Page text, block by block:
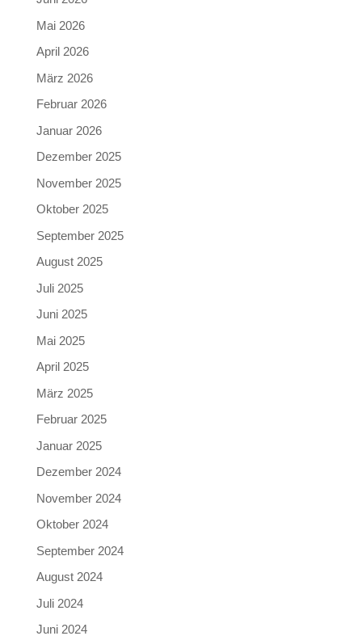
Mai 2026
April 2026
März 2026
Februar 2026
Januar 2026
Dezember 2025
November 2025
Oktober 2025
September 2025
August 2025
Juli 2025
Juni 2025
Mai 2025
April 2025
März 2025
Februar 2025
Januar 2025
Dezember 2024
November 2024
Oktober 2024
September 2024
August 2024
Juli 2024
Juni 2024